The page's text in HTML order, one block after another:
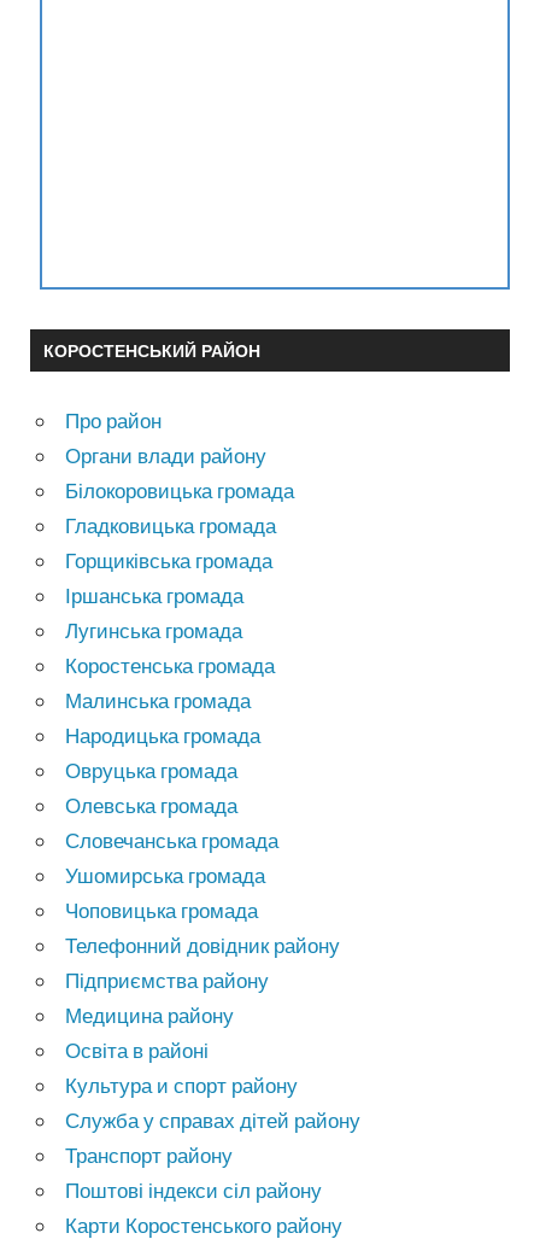
КОРОСТЕНСЬКИЙ РАЙОН
Про район
Органи влади району
Білокоровицька громада
Гладковицька громада
Горщиківська громада
Іршанська громада
Лугинська громада
Коростенська громада
Малинська громада
Народицька громада
Овруцька громада
Олевська громада
Словечанська громада
Ушомирська громада
Чоповицька громада
Телефонний довідник району
Підприємства району
Медицина району
Освіта в районі
Культура и спорт району
Служба у справах дітей району
Транспорт району
Поштові індекси сіл району
Карти Коростенського району